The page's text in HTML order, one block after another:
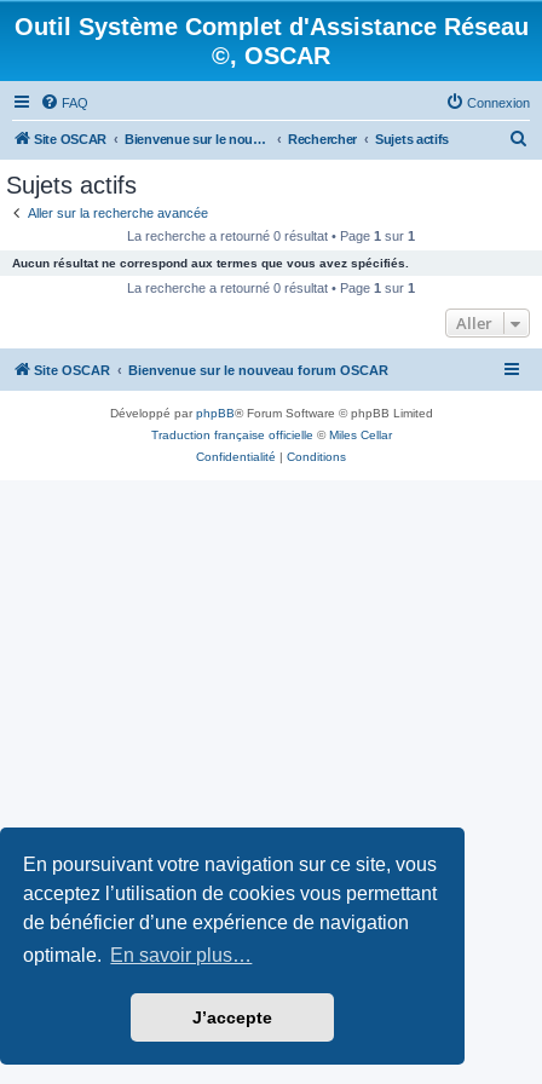
En poursuivant votre navigation sur ce site, vous
acceptez l’utilisation de cookies vous permettant
de bénéficier d’une expérience de navigation
optimale. En savoir plus…
J’accepte
Outil Système Complet d'Assistance Réseau
©, OSCAR
FAQ Connexion
Site OSCAR Bienvenue sur le nouveau forum OSCAR Rechercher Sujets actifs
c
Sujets actifs
Aller sur la recherche avancée
La recherche a retourné 0 résultat • Page 1 sur 1
Aucun résultat ne correspond aux termes que vous avez spécifiés.
La recherche a retourné 0 résultat • Page 1 sur 1
Aller
Site OSCAR Bienvenue sur le nouveau forum OSCAR
Développé parphpBB® Forum Software © phpBB Limited
Traduction française officielle ©Miles Cellar
Confidentialité | Conditions